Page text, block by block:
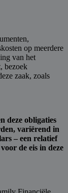
op meerdere
van het
bezoek
zaak, zoals
deze obligaties
variërend in
– een relatief
de eis in deze